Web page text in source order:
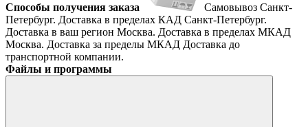
Способы получения заказа Самовывоз Санкт-
Петербург. Доставка в пределах КАД Санкт-Петербург.
Доставка в ваш регион Москва. Доставка в пределах МКАД
Москва. Доставка за пределы МКАД Доставка до
транспортной компании.
Файлы и программы